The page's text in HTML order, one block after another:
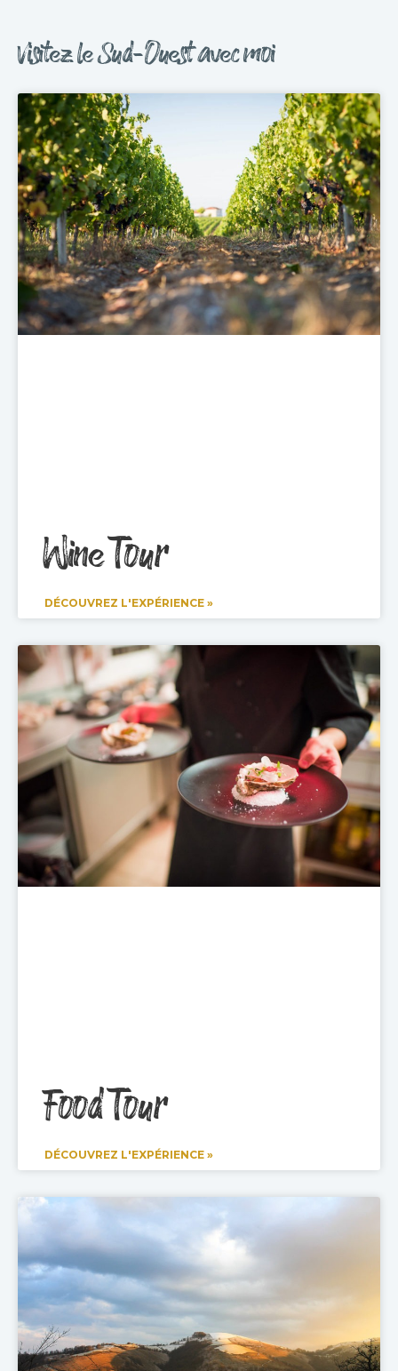
Visitez le Sud-Ouest avec moi
Wine Tour
DÉCOUVREZ L'EXPÉRIENCE »
Food Tour
DÉCOUVREZ L'EXPÉRIENCE »